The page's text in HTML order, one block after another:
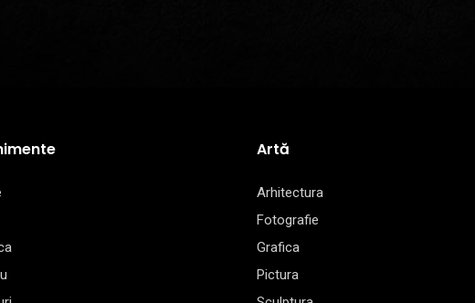
Artă
Arhitectura
Fotografie
Grafica
Pictura